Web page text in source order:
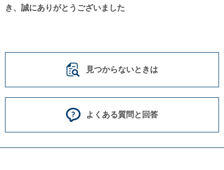
き、誠にありがとうございました
見つからないときは
よくある質問と回答